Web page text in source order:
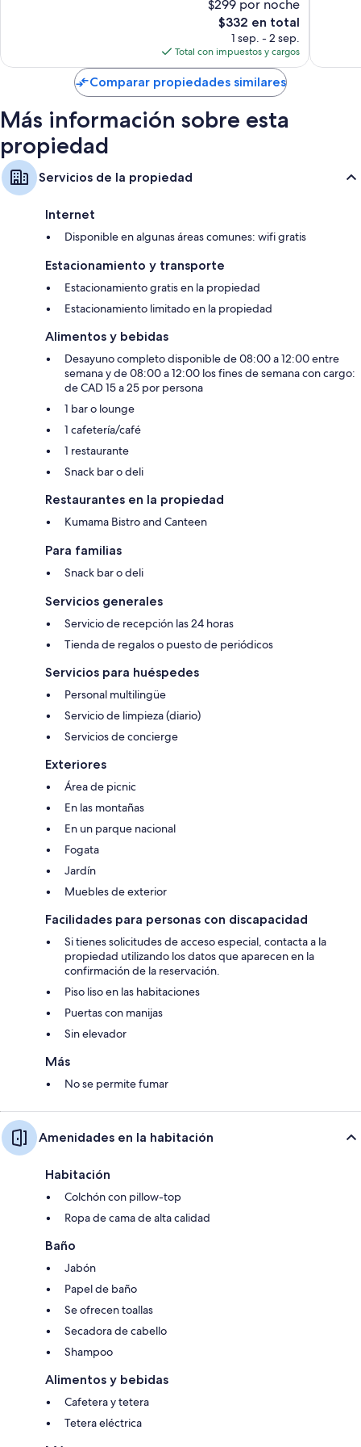
$299 por noche
El
precio
actual
es
de
$332
$332 en total
1 sep. - 2 sep.
Total con impuestos y cargos
Comparar propiedades similares
Más información sobre esta
propiedad
Servicios de la propiedad
Internet
Disponible en algunas áreas comunes: wifi gratis
Estacionamiento y transporte
Estacionamiento gratis en la propiedad
Estacionamiento limitado en la propiedad
Alimentos y bebidas
Desayuno completo disponible de 08:00 a 12:00 entre
semana y de 08:00 a 12:00 los fines de semana con cargo:
de CAD 15 a 25 por persona
1 bar o lounge
1 cafetería/café
1 restaurante
Snack bar o deli
Restaurantes en la propiedad
Kumama Bistro and Canteen
Para familias
Snack bar o deli
Servicios generales
Servicio de recepción las 24 horas
Tienda de regalos o puesto de periódicos
Servicios para huéspedes
Personal multilingüe
Servicio de limpieza (diario)
Servicios de concierge
Exteriores
Área de picnic
En las montañas
En un parque nacional
Fogata
Jardín
Muebles de exterior
Facilidades para personas con discapacidad
Si tienes solicitudes de acceso especial, contacta a la
propiedad utilizando los datos que aparecen en la
confirmación de la reservación.
Piso liso en las habitaciones
Puertas con manijas
Sin elevador
Más
No se permite fumar
Amenidades en la habitación
Habitación
Colchón con pillow-top
Ropa de cama de alta calidad
Baño
Jabón
Papel de baño
Se ofrecen toallas
Secadora de cabello
Shampoo
Alimentos y bebidas
Cafetera y tetera
Tetera eléctrica